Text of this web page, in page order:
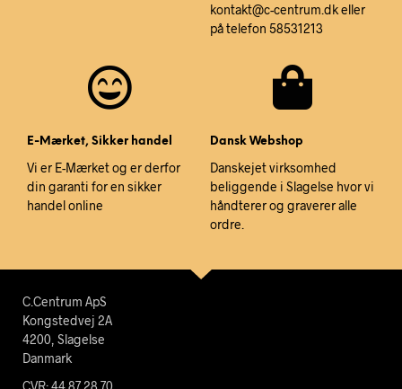
kontakt@c-centrum.dk eller
på telefon 58531213
E-Mærket, Sikker handel
Vi er E-Mærket og er derfor
din garanti for en sikker
handel online
Dansk Webshop
Danskejet virksomhed
beliggende i Slagelse hvor vi
håndterer og graverer alle
ordre.
C.Centrum ApS
Kongstedvej 2A
4200, Slagelse
Danmark
CVR: 44 87 28 70